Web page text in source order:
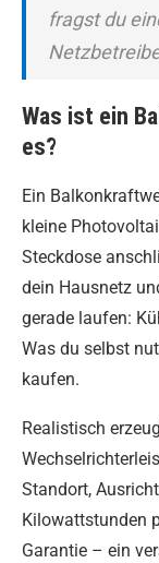
fragst du
Was ist ein
es?
Ein
kleine
Steckdose
dein Hausnetz
gerade laufen:
Was du selbst
kaufen.
Realistisch
Standort,
Kilowattstunden
Garantie – ein